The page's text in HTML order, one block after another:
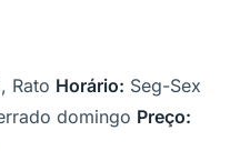
Rato Horário: Seg-Sex
domingo Preço: